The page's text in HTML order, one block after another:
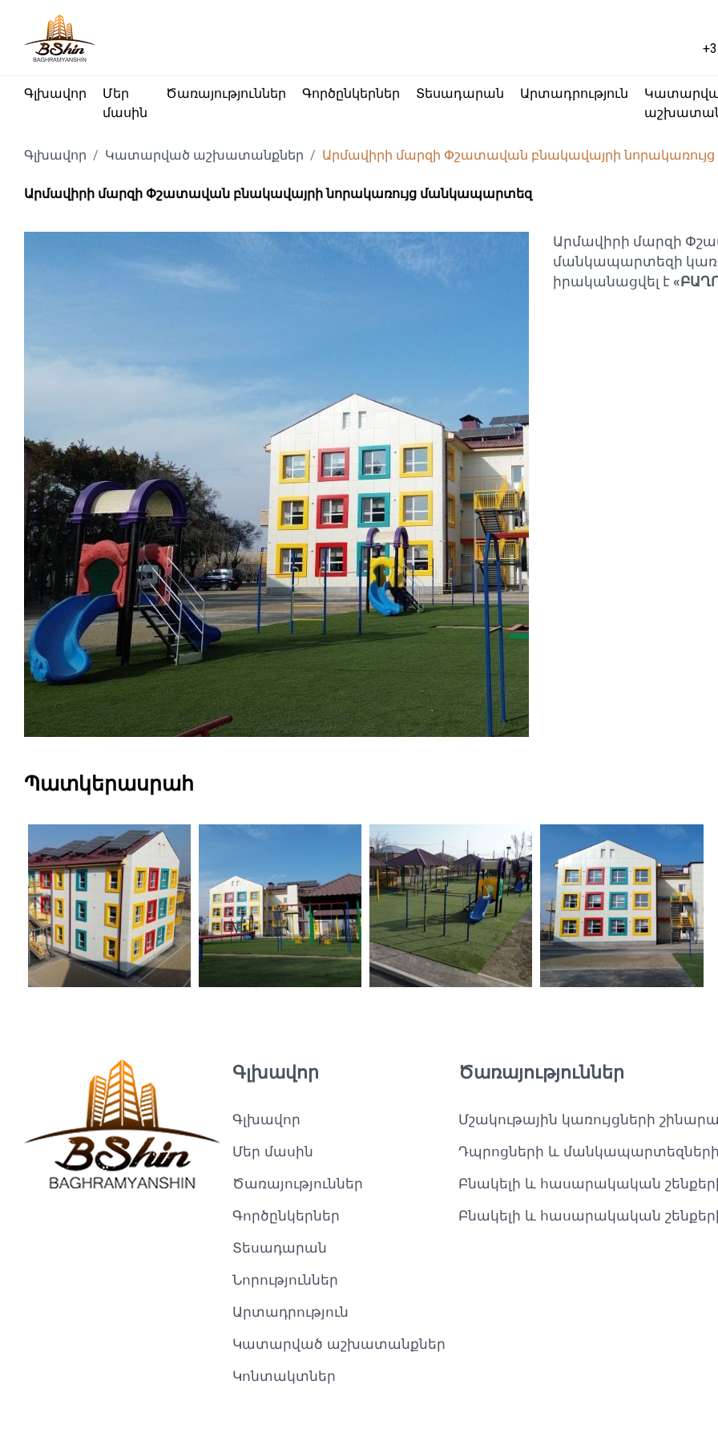
Գլխավոր
Մեր
մասին
Ծառայություններ Գործընկերներ Տեսադարան Արտադրություն
Գլխավոր Կատարված աշխատանքներ Արմավիրի մարզի Փշատավան բնակավայրի
Արմավիրի մարզի Փշատավան բնակավայրի նորակառույց մանկապարտեզ
Արմավիրի մարզի
մանկապարտեզի
իրականացվել է
Պատկերասրահ
Գլխավոր
Գլխավոր
Մեր մասին
Ծառայություններ
Գործընկերներ
Տեսադարան
Նորություններ
Արտադրություն
Կատարված աշխատանքներ
Կոնտակտներ
Ծառայություններ
Մշակութային կառույցների
Դպրոցների և
Բնակելի և հասարակական
Բնակելի և հասարակական